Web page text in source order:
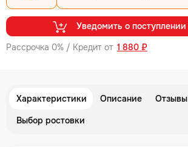
Рассрочка 0% / Кредит от 1 880 ₽
Уведомить о поступлении
Характеристики Описание
Отзывы
Выбор ростовки